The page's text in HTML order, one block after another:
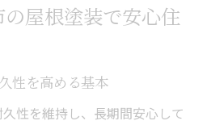
実績や口コミをチェック
内容とアフターケアの重要
屋根塗装で安心住
性を高める基本
性を維持し、長期間安心して